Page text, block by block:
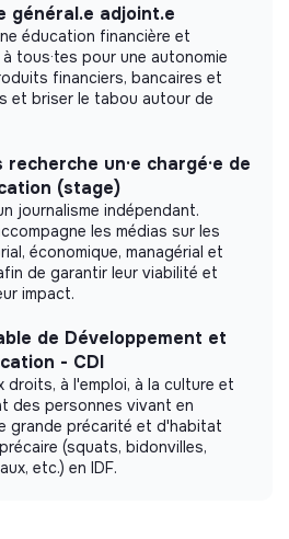
général.e adjoint.e
éducation financière et
tous·tes pour une autonomie
financiers, bancaires et
et briser le tabou autour de
recherche un·e chargé·e de
(stage)
journalisme indépendant.
les médias sur les
économique, managérial et
de garantir leur viabilité et
impact.
de Développement et
- CDI
droits, à l'emploi, à la culture et
des personnes vivant en
grande précarité et d'habitat
(squats, bidonvilles,
etc.) en IDF.